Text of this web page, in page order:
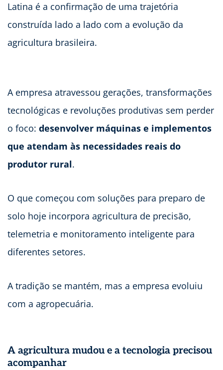
Latina é a confirmação de uma trajetória
construída lado a lado com a evolução da
agricultura brasileira.
A empresa atravessou gerações, transformações
tecnológicas e revoluções produtivas sem perder
o foco: desenvolver máquinas e implementos
que atendam às necessidades reais do
produtor rural.
O que começou com soluções para preparo de
solo hoje incorpora agricultura de precisão,
telemetria e monitoramento inteligente para
diferentes setores.
A tradição se mantém, mas a empresa evoluiu
com a agropecuária.
A agricultura mudou e a tecnologia precisou
acompanhar